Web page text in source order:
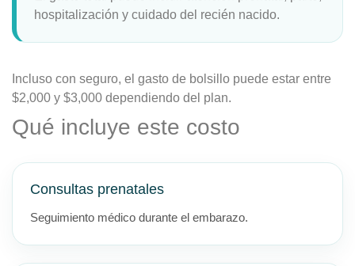
hospitalización y cuidado del recién nacido.
Incluso con seguro, el gasto de bolsillo puede estar entre
$2,000 y $3,000 dependiendo del plan.
Qué incluye este costo
Consultas prenatales
Seguimiento médico durante el embarazo.